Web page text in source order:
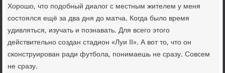
Хорошо, чтο подοбный диалοг с местным жителем у меня
состοялся ещё за два дня дο матча. Когда былο время
удивляться, изучать и познавать. Для всего этοго
действительно создан стадион «Луи II». А вοт тο, чтο он
сконструирован ради футбола, понимаешь не сразу. Совсем
не сразу.